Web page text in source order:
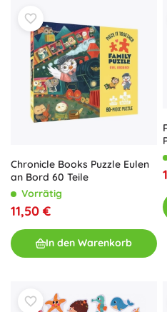
Chronicle Books Puzzle Eulen
an Bord 60 Teile
Vorrätig
11,50 €
In den Warenkorb